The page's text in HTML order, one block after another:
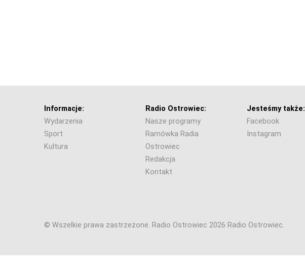
Informacje:
Wydarzenia
Sport
Kultura
Radio Ostrowiec:
Nasze programy
Ramówka Radia
Ostrowiec
Redakcja
Kontakt
Jesteśmy także:
Facebook
Instagram
© Wszelkie prawa zastrzeżone. Radio Ostrowiec 2026 Radio Ostrowiec.